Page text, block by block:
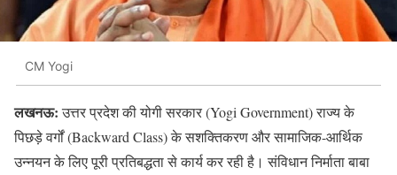
CM Yogi
लखनऊ:उत्तर प्रदेश की योगी सरकार (Yogi Government) राज्य के
पिछड़े वर्गों (Backward Class) के सशक्तिकरण और सामाजिक-आर्थिक
उन्नयन के लिए पूरी प्रतिबद्धता से कार्य कर रही है। संविधान निर्माता बाबा